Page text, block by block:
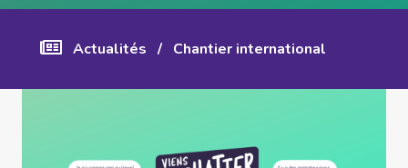
Actualités / Chantier international